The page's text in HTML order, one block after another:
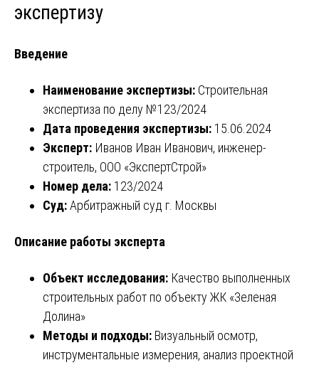
экспертизу
Введение
Наименование экспертизы: Строительная
экспертиза по делу №123/2024
Дата проведения экспертизы: 15.06.2024
Эксперт: Иванов Иван Иванович, инженер-
строитель, ООО «ЭкспертСтрой»
Номер дела: 123/2024
Суд:Арбитражный суд г. Москвы
Описание работы эксперта
Объект исследования: Качество выполненных
строительных работ по объекту ЖК «Зеленая
Долина»
Методы и подходы: Визуальный осмотр,
инструментальные измерения, анализ проектной